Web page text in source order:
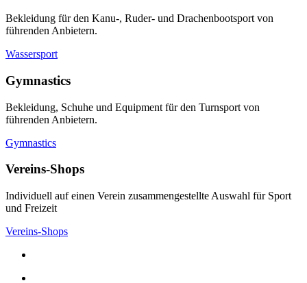
Bekleidung für den Kanu-, Ruder- und Drachenbootsport von
führenden Anbietern.
Wassersport
Gymnastics
Bekleidung, Schuhe und Equipment für den Turnsport von
führenden Anbietern.
Gymnastics
Vereins-Shops
Individuell auf einen Verein zusammengestellte Auswahl für Sport
und Freizeit
Vereins-Shops